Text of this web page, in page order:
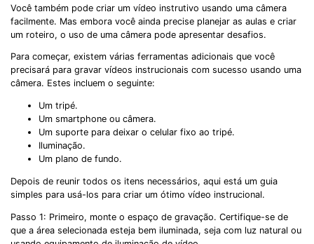
Você também pode criar um vídeo instrutivo usando uma câmera
facilmente. Mas embora você ainda precise planejar as aulas e criar
um roteiro, o uso de uma câmera pode apresentar desafios.
Para começar, existem várias ferramentas adicionais que você
precisará para gravar vídeos instrucionais com sucesso usando uma
câmera. Estes incluem o seguinte:
Um tripé.
Um smartphone ou câmera.
Um suporte para deixar o celular fixo ao tripé.
Iluminação.
Um plano de fundo.
Depois de reunir todos os itens necessários, aqui está um guia
simples para usá-los para criar um ótimo vídeo instrucional.
Passo 1: Primeiro, monte o espaço de gravação. Certifique-se de
que a área selecionada esteja bem iluminada, seja com luz natural ou